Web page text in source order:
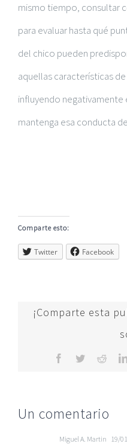
mismo tiempo, consultar
para evaluar hasta qué
del chico pueden
aquellas características
influyendo
mantenga esa conducta
Comparte esto:
Twitter Facebook
¡Comparte esta
Facebook
Twitter
Un comentario
Miguel A. Martin 19/